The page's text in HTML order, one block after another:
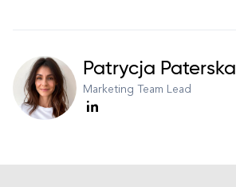
Patrycja Paterska
Marketing Team Lead